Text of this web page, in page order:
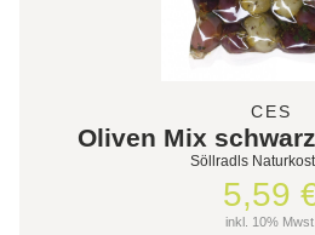
CES
Oliven Mix
Söllradls
5,59
inkl. 10% Mwst.